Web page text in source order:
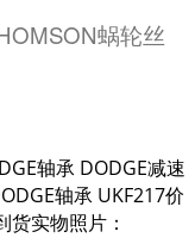
蜗轮丝
轴承 DODGE减速
轴承 UKF217价
货实物照片：